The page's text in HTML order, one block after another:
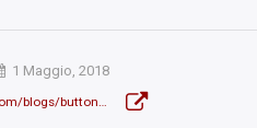
1 Maggio, 2018